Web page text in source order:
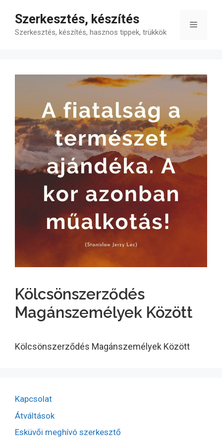
tartalomba
Szerkesztés, készítés
Szerkesztés, készítés, hasznos tippek, trükkök
Menü
Kölcsönszerződés
Magánszemélyek Között
Kölcsönszerződés Magánszemélyek Között
Kapcsolat
Átváltások
Esküvői meghívó szerkesztő